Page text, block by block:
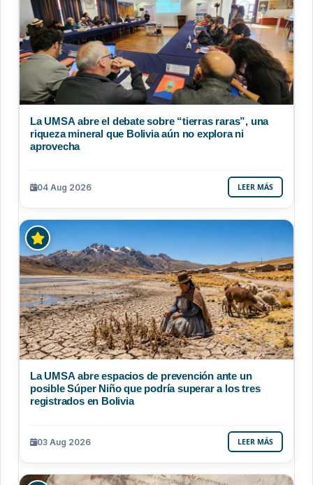
La UMSA abre el debate sobre “tierras raras”, una
riqueza mineral que Bolivia aún no explora ni
aprovecha
04 Aug 2026 LEER MÁS
La UMSA abre espacios de prevención ante un
posible Súper Niño que podría superar a los tres
registrados en Bolivia
03 Aug 2026 LEER MÁS